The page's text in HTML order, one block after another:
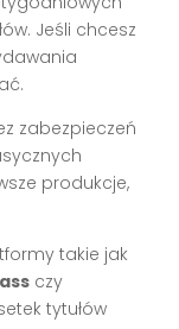
Jeśli chcesz
zabezpieczeń
produkcje,
takie jak
czy
tytułów